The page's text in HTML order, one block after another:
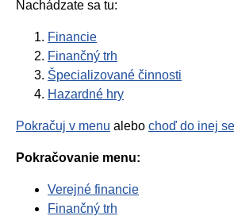
Nachádzate sa tu:
Financie
Finančný trh
Špecializované činnosti
Hazardné hry
Pokračuj v menu alebo choď do inej
Pokračovanie menu:
Verejné financie
Finančný trh